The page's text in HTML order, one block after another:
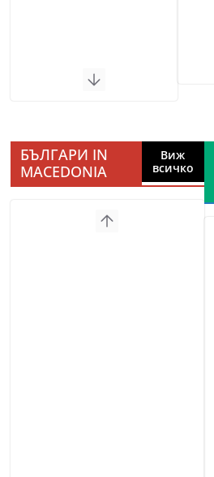
БЪЛГАРИ IN
MACEDONIA
Виж
всичко